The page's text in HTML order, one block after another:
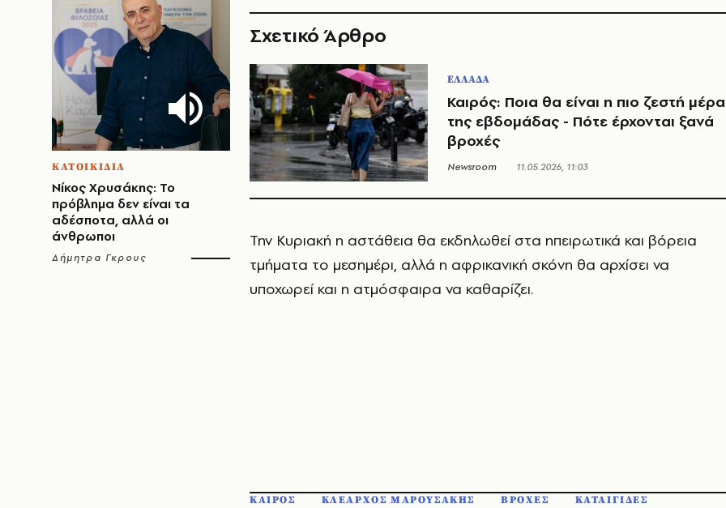
ΚΑΤΟΙΚΙΔΙΑ
Νίκος Χρυσάκης: Το
πρόβλημα δεν είναι τα
αδέσποτα, αλλά οι
άνθρωποι
Δήμητρα Γκρους
Σχετικό Άρθρο
ΕΛΛΑΔΑ
Καιρός: Ποια θα είναι η πιο ζεστή μέρα
της εβδομάδας - Πότε έρχονται ξανά
βροχές
Newsroom 11.05.2026, 11:03
Την Κυριακή η αστάθεια θα εκδηλωθεί στα ηπειρωτικά και βόρεια
τμήματα το μεσημέρι, αλλά η αφρικανική σκόνη θα αρχίσει να
υποχωρεί και η ατμόσφαιρα να καθαρίζει.
ΚΑΙΡΟΣ ΚΛΕΑΡΧΟΣ ΜΑΡΟΥΣΑΚΗΣ ΒΡΟΧΕΣ ΚΑΤΑΙΓΙΔΕΣ